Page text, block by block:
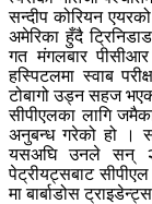
सन्दीप कोरियन एयरको
अमेरिका हुँदै
गत मंगलबार
हस्पिटलमा स्वाब
टोबागो उड्न सहज
सीपीएलका लागि
अनुबन्ध गरेको हो ।
यसअघि उनले सन्
पेट्रीयट्सबाट
मा बार्बाडोस